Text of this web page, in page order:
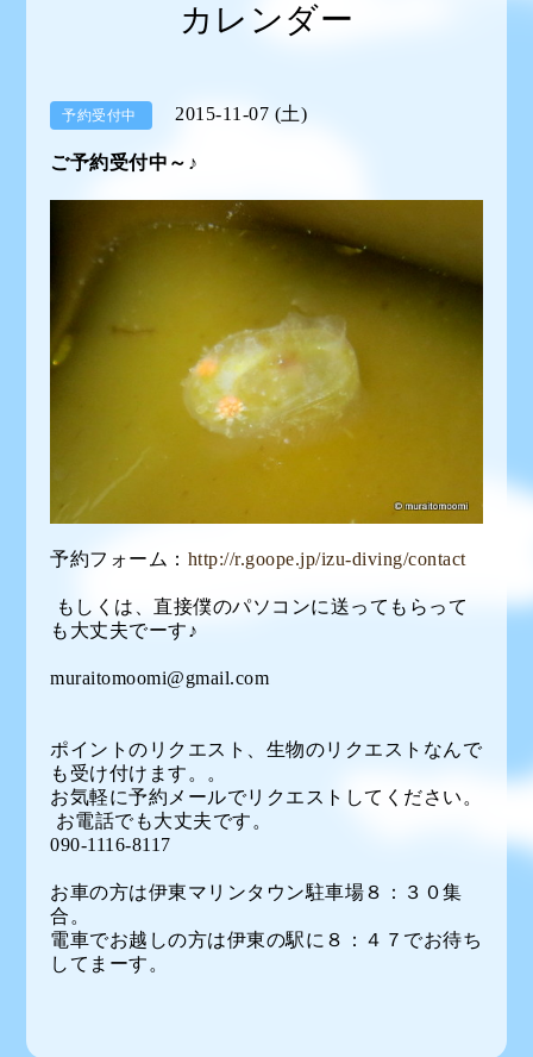
カレンダー
予約受付中 2015-11-07 (土)
ご予約受付中～♪
予約フォーム： http://r.goope.jp/izu-diving/contact
もしくは、直接僕のパソコンに送ってもらって
も大丈夫でーす♪
muraitomoomi@gmail.com
ポイントのリクエスト、生物のリクエストなんで
も受け付けます。。
お気軽に予約メールでリクエストしてください。
お電話でも大丈夫です。
090-1116-8117
お車の方は伊東マリンタウン駐車場８：３０集
合。
電車でお越しの方は伊東の駅に８：４７でお待ち
してまーす。